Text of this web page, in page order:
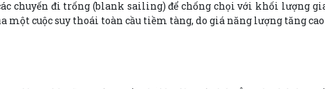
chuyến đi trống (blank sailing) để chống chọi với khối lượng
một cuộc suy thoái toàn cầu tiềm tàng, do giá năng lượng tăng